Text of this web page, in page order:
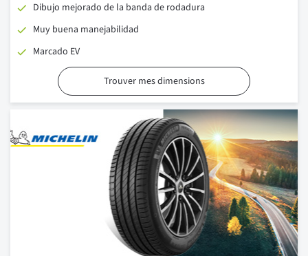
Dibujo mejorado de la banda de rodadura
Muy buena manejabilidad
Marcado EV
Trouver mes dimensions